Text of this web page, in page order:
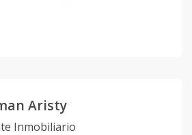
Aristy
Inmobiliario